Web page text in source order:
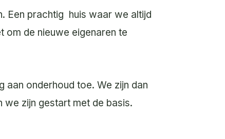
Een prachtig huis waar we altijd
om de nieuwe eigenaren te
aan onderhoud toe. We zijn dan
we zijn gestart met de basis.